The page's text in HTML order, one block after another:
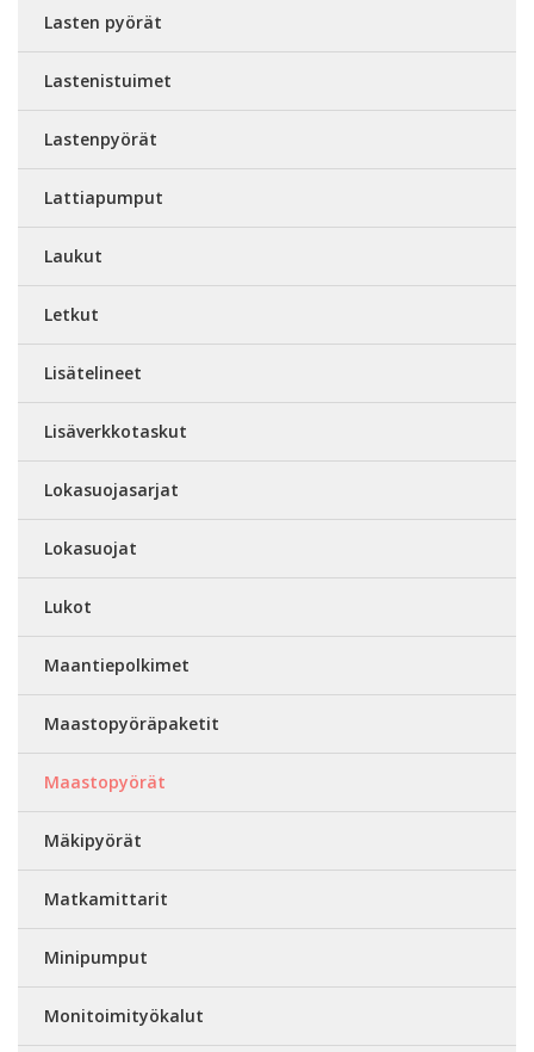
Lasten pyörät
Lastenistuimet
Lastenpyörät
Lattiapumput
Laukut
Letkut
Lisätelineet
Lisäverkkotaskut
Lokasuojasarjat
Lokasuojat
Lukot
Maantiepolkimet
Maastopyöräpaketit
Maastopyörät
Mäkipyörät
Matkamittarit
Minipumput
Monitoimityökalut